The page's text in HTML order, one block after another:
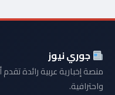
جوري نيوز
منصة إخبارية عربية رائدة
واحترافية.